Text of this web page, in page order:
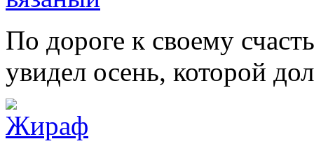
По дороге к своему
увидел осень, которой